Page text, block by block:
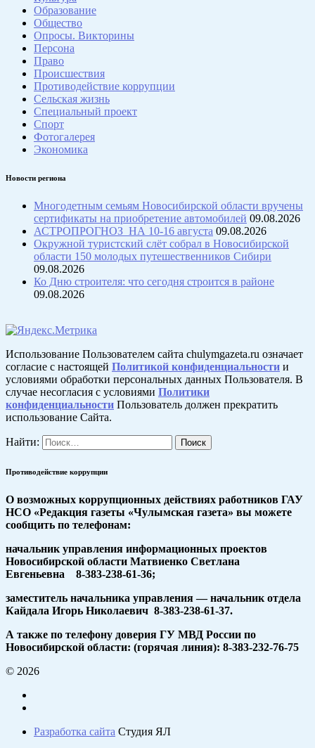
Образование
Общество
Опросы. Викторины
Персона
Право
Происшествия
Противодействие коррупции
Сельская жизнь
Специальный проект
Спорт
Фотогалерея
Экономика
Новости региона
Многодетным семьям Новосибирской области вручены
сертификаты на приобретение автомобилей 09.08.2026
АСТРОПРОГНОЗ НА 10-16 августа 09.08.2026
Окружной туристский слёт собрал в Новосибирской
области 150 молодых путешественников Сибири
09.08.2026
Ко Дню строителя: что сегодня строится в районе
09.08.2026
Использование Пользователем сайта chulymgazeta.ru означает
согласие с настоящей Политикой конфиденциальности и
условиями обработки персональных данных Пользователя. В
случае несогласия с условиями Политики
конфиденциальности Пользователь должен прекратить
использование Сайта.
Найти:
Противодействие коррупции
О возможных коррупционных действиях работников ГАУ
НСО «Редакция газеты «Чулымская газета» вы можете
сообщить по телефонам:
начальник управления информационных проектов
Новосибирской области Матвиенко Светлана
Евгеньевна 8-383-238-61-36;
заместитель начальника управления — начальник отдела
Кайдала Игорь Николаевич 8-383-238-61-37.
А также по телефону доверия ГУ МВД России по
Новосибирской области: (горячая линия): 8-383-232-76-75
© 2026
Разработка сайта Студия ЯЛ